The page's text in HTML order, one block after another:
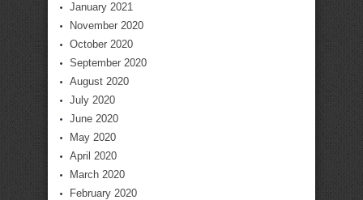
January 2021
November 2020
October 2020
September 2020
August 2020
July 2020
June 2020
May 2020
April 2020
March 2020
February 2020